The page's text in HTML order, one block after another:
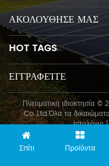
ΑΚΟΛΟΥΘΗΣΕ ΜΑΣ
HOT TAGS
ΕΓΓΡΑΦΕΊΤΕ
Πνευματική
Co.,Ltd.Όλα τα
Ιστολόγιο
Σπίτι Προϊόντα